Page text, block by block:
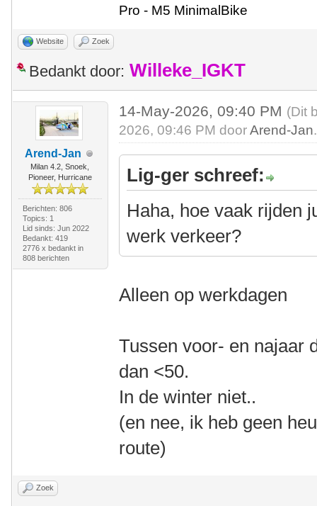
Pro - M5 MinimalBike
Website Zoek
Bedankt door: Willeke_IGKT
Arend-Jan
Milan 4.2, Snoek,
Pioneer, Hurricane
Berichten: 806
Topics: 1
Lid sinds: Jun 2022
Bedankt: 419
2776 x bedankt in
808 berichten
14-May-2026, 09:40 PM (Dit
2026, 09:46 PM doorArend-Jan
Lig-ger schreef:
Haha, hoe vaak rijden
werk verkeer?
Alleen op werkdagen
Tussen voor- en najaar
dan <50.
In de winter niet..
(en nee, ik heb geen
route)
Zoek